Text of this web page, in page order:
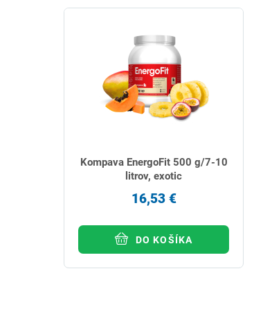
Kompava EnergoFit 500 g/7-10
litrov, exotic
16,53 €
DO KOŠÍKA